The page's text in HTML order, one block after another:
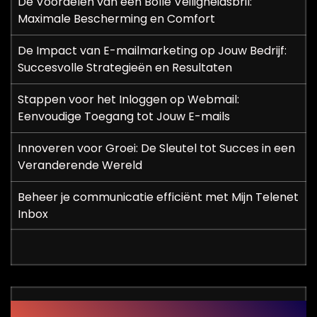
Maximale Bescherming en Comfort
De Impact van E-mailmarketing op Jouw Bedrijf:
Succesvolle Strategieën en Resultaten
Stappen voor het Inloggen op Webmail:
Eenvoudige Toegang tot Jouw E-mails
Innoveren voor Groei: De Sleutel tot Succes in een
Veranderende Wereld
Beheer je communicatie efficiënt met Mijn Telenet
Inbox